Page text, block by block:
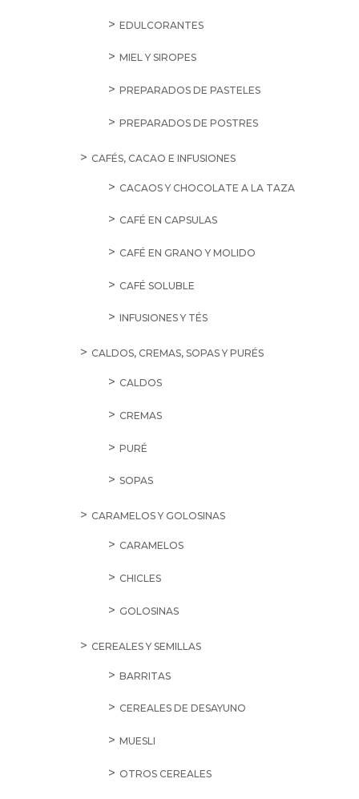
EDULCORANTES
MIEL Y SIROPES
PREPARADOS DE PASTELES
PREPARADOS DE POSTRES
CAFÉS, CACAO E INFUSIONES
CACAOS Y CHOCOLATE A LA TAZA
CAFÉ EN CAPSULAS
CAFÉ EN GRANO Y MOLIDO
CAFÉ SOLUBLE
INFUSIONES Y TÉS
CALDOS, CREMAS, SOPAS Y PURÉS
CALDOS
CREMAS
PURÉ
SOPAS
CARAMELOS Y GOLOSINAS
CARAMELOS
CHICLES
GOLOSINAS
CEREALES Y SEMILLAS
BARRITAS
CEREALES DE DESAYUNO
MUESLI
OTROS CEREALES